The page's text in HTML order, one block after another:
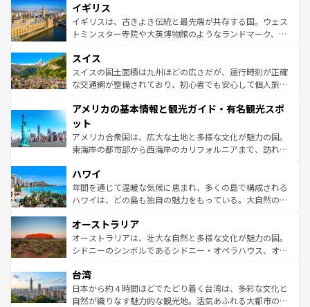
いる。シャンパンの発祥地であるランス、プロヴァンスの
香り高いラベンダー畑など、多彩な楽しみ方が可能だ。さ
らに、パリ以外の地域にも魅力が溢れており、どの街角に
れる地方に足を運ぶとそれぞれで全く異なる文化を体験で
きるだろう。 なお、新着のフランス情報はコンテンツ一覧
を参照してほしい。
顔を持つこの国は、どこを歩いても飽きることがない。ベ
ルリンの文化的活気、バイエルン州のアルプスの絶景、そ
してライン川沿いのワイン畑といった風景は必見。ビール
は、お酒好きな人にはぜひ体験してほしい。 なお、新着の
ドイツ情報はコンテンツ一覧を参照してほしい。
イギリス
イギリスは、古きよき伝統と最先端が共存する国。ウェス
トミンスター寺院や大英博物館のようなランドマーク、歴
リアごとに異なる魅力がある。また、優雅なアフタヌーン
ティー、ビール好きにはたまらない英国パブ、サッカー観
戦など、本場だからこそできる体験も豊富。イギリスを旅
ンツ一覧を参照してほしい。
スイス
スイスの国土面積は九州ほどの広さだが、運行時刻が正確
な交通網が整備されており、初心者でも安心して個人旅行
の建物がそのまま残る町や、スイスならではのユニークな
博物館もあり、アルプス観光だけでなく町歩きも満喫する
ことができる。国民の所得が高いため物価も高いが、旅行
者向けの交通パス提供のサービスもあり、うまく活用すれ
着のスイス情報は
アメリカの基本情報と観光ガイド・有名観光スポ
ット
アメリカ合衆国は、広大な土地と多様な文化が魅力の国。
東海岸の都市部から西海岸のカリフォルニアまで、訪れる
のような巨大都市は、観光、ショッピング、エンターテイ
ンメントが詰まった刺激的なスポットだ。一方、アメリカ
西部には大自然が広がり、グランドキャニオンやイエロー
部のニューオーリンズでは、音楽と美食が融合した独特の
文化が魅力。旅行者はアメリカの各地域で異なる魅力を楽
しみながら、その多様性と豊かな歴史を感じることができ
ならではの贅沢な旅のスタイルだ。 なお、新着のアメリカ
情報はコンテンツ一覧を参照してほしい。
ハワイ
年間を通じて温暖な気候に恵まれ、多くの島で構成される
ハワイは、どの島も独自の魅力をもっている。大自然の神
ワイ島は見逃せない。また、定番の観光地といえばオアフ
島だが、静かな自然を求めるならマウイ島やカウアイ島が
おすすめ。エメラルドグリーンに輝く海をはじめ、豊かな
れるおもてなしの心で訪れる人々を迎えてくれるハワイの
人々、おいしいローカルフードやハワイアンミュージッ
ク、伝統的なフラダンスなど、すべてがハワイの魅力を彩
オーストラリア
オーストラリアは、壮大な自然と多様な文化が魅力の国。
シドニーのシンボルであるシドニー・オペラハウス、オー
リアリーフや大陸中央部にそびえるウルル（エアーズロッ
ク）、タスマニアの美しい原生林やケアンズの熱帯雨林な
ど、見どころがたくさん。また、カフェやワイン、オージ
台湾
日本から約４時間ほどでたどり着く台湾は、多彩な文化と
自然が織りなす魅力的な観光地。活気あふれる大都市の台